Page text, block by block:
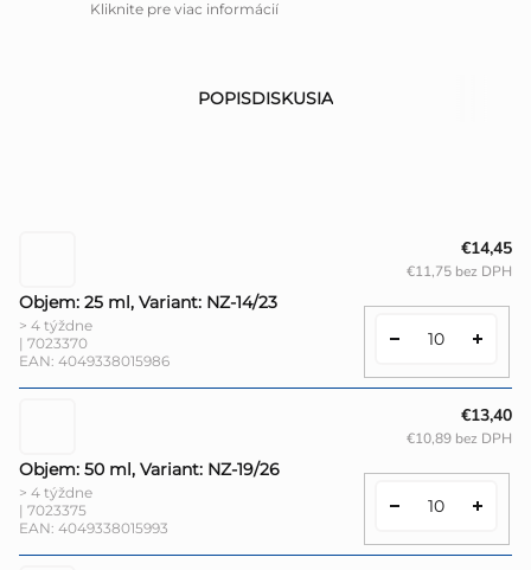
Kliknite pre viac informácií
POPISDISKUSIA
Objem: 25 ml, Variant: NZ-14/23
> 4 týždne
| 7023370
EAN: 4049338015986
€14,45
€11,75 bez DPH
Objem: 50 ml, Variant: NZ-19/26
> 4 týždne
| 7023375
EAN: 4049338015993
€13,40
€10,89 bez DPH